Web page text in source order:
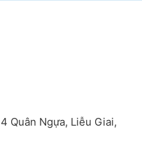
Quân Ngựa, Liễu Giai,